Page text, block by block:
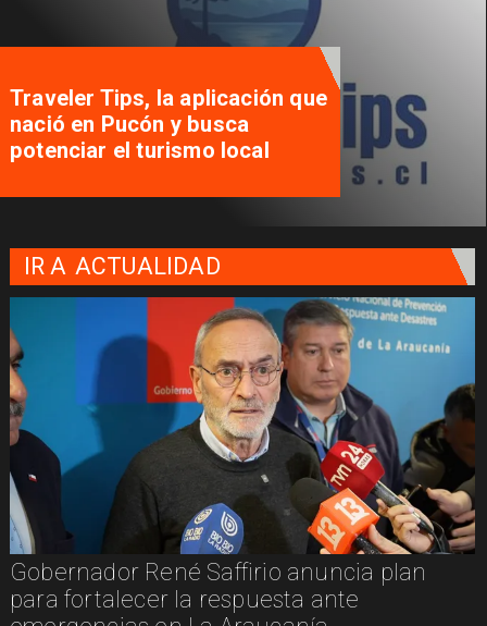
Traveler Tips, la aplicación que
nació en Pucón y busca
potenciar el turismo local
IR A ACTUALIDAD
Gobernador René Saffirio anuncia plan
para fortalecer la respuesta ante